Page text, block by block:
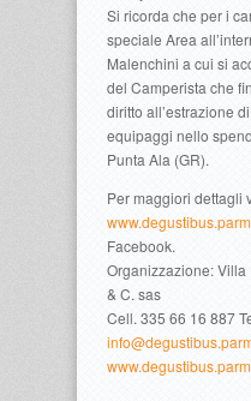
Si ricorda che per i
speciale Area
Malenchini a cui si
del Camperista che
diritto all’estrazione
equipaggi nello
Punta Ala (GR).
Per maggiori dettagli
Facebook.
Organizzazione:
& C. sas
Cell. 335 66 16 887